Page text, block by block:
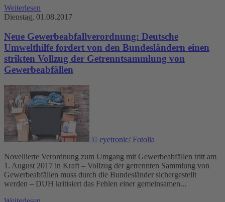
Weiterlesen
Dienstag, 01.08.2017
Neue Gewerbeabfallverordnung: Deutsche
Umwelthilfe fordert von den Bundesländern einen
strikten Vollzug der Getrenntsammlung von
Gewerbeabfällen
© eyetronic/ Fotolia
Novellierte Verordnung zum Umgang mit Gewerbeabfällen tritt am
1. August 2017 in Kraft – Vollzug der getrennten Sammlung von
Gewerbeabfällen muss durch die Bundesländer sichergestellt
werden – DUH kritisiert das Fehlen einer gemeinsamen...